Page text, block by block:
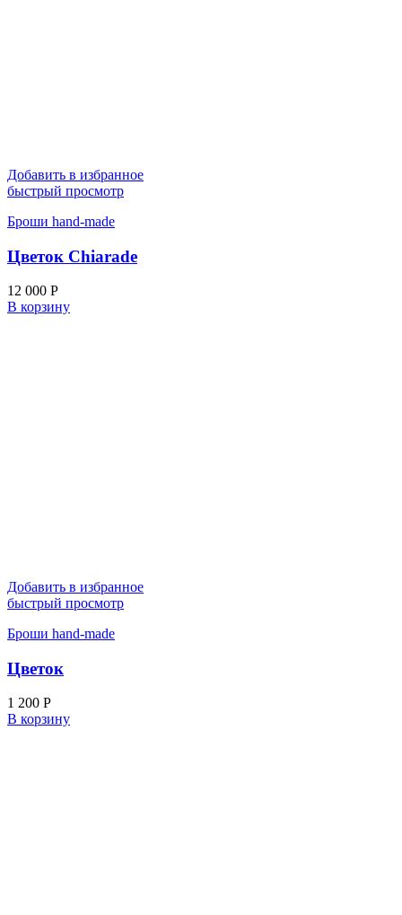
Добавить в избранное
быстрый просмотр
Броши hand-made
Цветок Chiarade
12 000 Р
В корзину
Добавить в избранное
быстрый просмотр
Броши hand-made
Цветок
1 200 Р
В корзину